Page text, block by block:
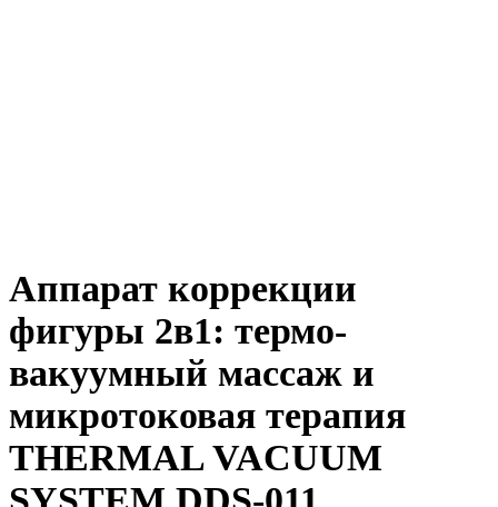
Аппарат коррекции
фигуры 2в1: термо-
вакуумный массаж и
микротоковая терапия
THERMAL VACUUM